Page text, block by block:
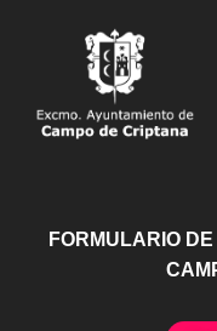
FORMULARIO